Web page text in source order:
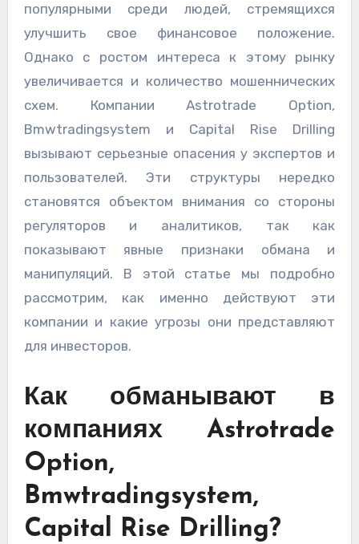
популярными среди людей, стремящихся
улучшить свое финансовое положение.
Однако с ростом интереса к этому рынку
увеличивается и количество мошеннических
схем. Компании Astrotrade Option,
Bmwtradingsystem и Capital Rise Drilling
вызывают серьезные опасения у экспертов и
пользователей. Эти структуры нередко
становятся объектом внимания со стороны
регуляторов и аналитиков, так как
показывают явные признаки обмана и
манипуляций. В этой статье мы подробно
рассмотрим, как именно действуют эти
компании и какие угрозы они представляют
для инвесторов.
Как обманывают в
компаниях Astrotrade
Option,
Bmwtradingsystem,
Capital Rise Drilling?